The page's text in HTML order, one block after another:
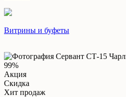
Витрины и буфеты
99%
Акция
Скидка
Хит продаж